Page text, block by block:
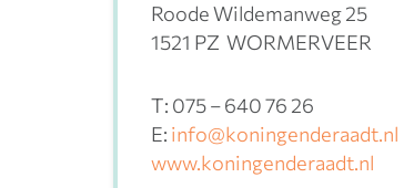
Roode Wildemanweg 25
1521 PZ WORMERVEER
T: 075 – 640 76 26
E: info@koningenderaadt.nl
www.koningenderaadt.nl